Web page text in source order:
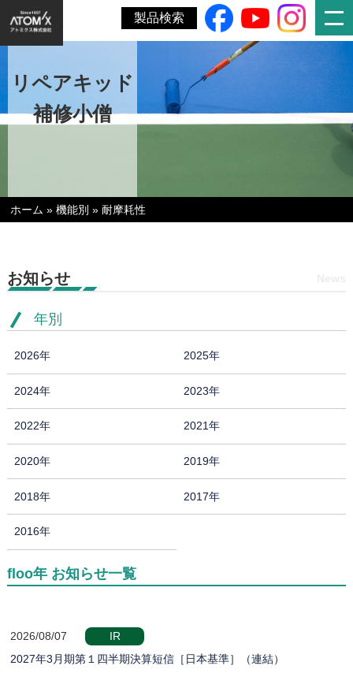
製品検索
リペアキッド
補修小僧
ホーム »機能別 »耐摩耗性
お知らせ
年別
2026年 2025年
2024年 2023年
2022年 2021年
2020年 2019年
2018年 2017年
2016年
floo年 お知らせ一覧
2026/08/07
IR
2027年3月期第１四半期決算短信［日本基準］（連結）